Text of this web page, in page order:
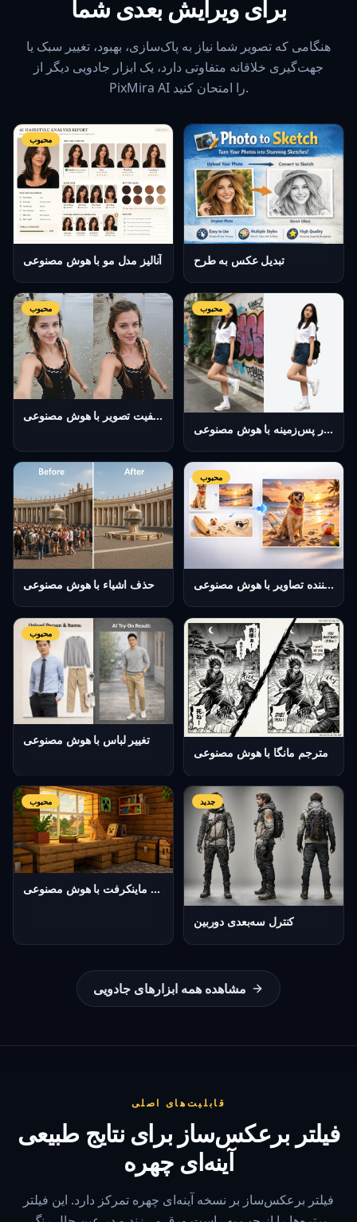
برای ویرایش بعدی شما
هنگامی که تصویر شما نیاز به پاک‌سازی، بهبود، تغییر سبک یا
جهت‌گیری خلاقانه متفاوتی دارد، یک ابزار جادویی دیگر از
PixMira AI را امتحان کنید.
محبوب
آنالیز مدل مو با هوش مصنوعی تبدیل عکس به طرح
محبوب
افزایش‌دهنده کیفیت تصویر با هوش مصنوعی
محبوب
حذف خودکار پس‌زمینه با هوش مصنوعی
حذف اشیاء با هوش مصنوعی
محبوب
ترکیب‌کننده تصاویر با هوش مصنوعی
محبوب
تغییر لباس با هوش مصنوعی
مترجم مانگا با هوش مصنوعی
محبوب
تولیدکننده اسکین ماینکرفت با هوش مصنوعی
جدید
کنترل سه‌بعدی دوربین
مشاهده همه ابزارهای جادویی
قابلیت‌های اصلی
فیلتر برعکس‌ساز برای نتایج طبیعی
آینه‌ای چهره
فیلتر برعکس‌ساز بر نسخه آینه‌ای چهره تمرکز دارد. این فیلتر